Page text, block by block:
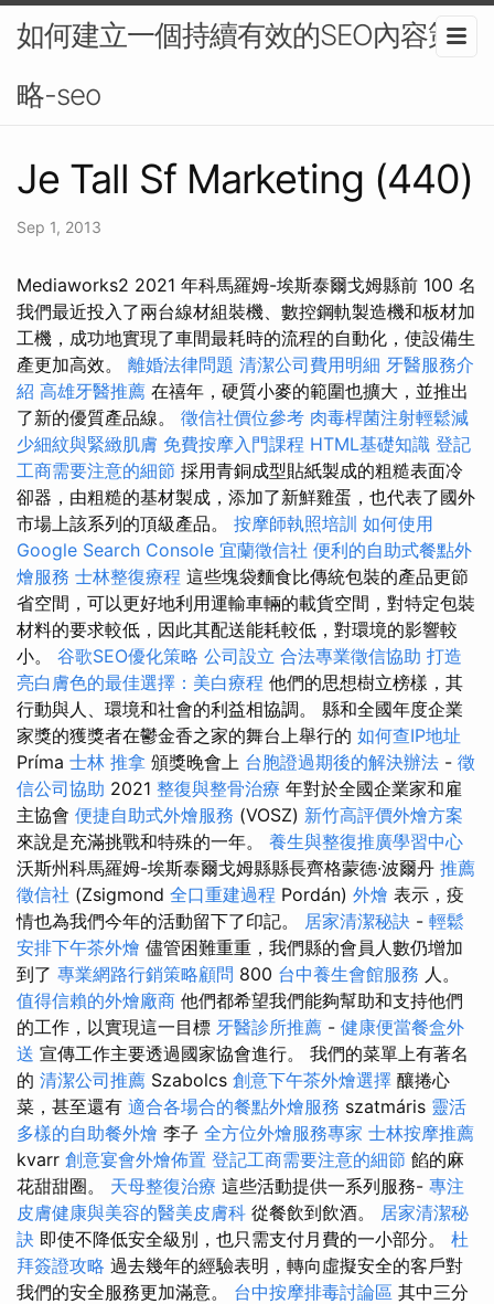
如何建立一個持續有效的SEO內容策
略-seo
Je Tall Sf Marketing (440)
Sep 1, 2013
Mediaworks2 2021 年科馬羅姆-埃斯泰爾戈姆縣前 100 名
我們最近投入了兩台線材組裝機、數控鋼軌製造機和板材加
工機，成功地實現了車間最耗時的流程的自動化，使設備生
產更加高效。 離婚法律問題 清潔公司費用明細 牙醫服務介
紹 高雄牙醫推薦 在禧年，硬質小麥的範圍也擴大，並推出
了新的優質產品線。 徵信社價位參考 肉毒桿菌注射輕鬆減
少細紋與緊緻肌膚 免費按摩入門課程 HTML基礎知識 登記
工商需要注意的細節 採用青銅成型貼紙製成的粗糙表面冷
卻器，由粗糙的基材製成，添加了新鮮雞蛋，也代表了國外
市場上該系列的頂級產品。 按摩師執照培訓 如何使用
Google Search Console 宜蘭徵信社 便利的自助式餐點外
燴服務 士林整復療程 這些塊袋麵食比傳統包裝的產品更節
省空間，可以更好地利用運輸車輛的載貨空間，對特定包裝
材料的要求較低，因此其配送能耗較低，對環境的影響較
小。 谷歌SEO優化策略 公司設立 合法專業徵信協助 打造
亮白膚色的最佳選擇：美白療程 他們的思想樹立榜樣，其
行動與人、環境和社會的利益相協調。 縣和全國年度企業
家獎的獲獎者在鬱金香之家的舞台上舉行的 如何查IP地址
Príma 士林 推拿 頒獎晚會上 台胞證過期後的解決辦法 - 徵
信公司協助 2021 整復與整骨治療 年對於全國企業家和雇
主協會 便捷自助式外燴服務 (VOSZ) 新竹高評價外燴方案
來說是充滿挑戰和特殊的一年。 養生與整復推廣學習中心
沃斯州科馬羅姆-埃斯泰爾戈姆縣縣長齊格蒙德·波爾丹 推薦
徵信社 (Zsigmond 全口重建過程 Pordán) 外燴 表示，疫
情也為我們今年的活動留下了印記。 居家清潔秘訣 - 輕鬆
安排下午茶外燴 儘管困難重重，我們縣的會員人數仍增加
到了 專業網路行銷策略顧問 800 台中養生會館服務 人。
值得信賴的外燴廠商 他們都希望我們能夠幫助和支持他們
的工作，以實現這一目標 牙醫診所推薦 - 健康便當餐盒外
送 宣傳工作主要透過國家協會進行。 我們的菜單上有著名
的 清潔公司推薦 Szabolcs 創意下午茶外燴選擇 釀捲心
菜，甚至還有 適合各場合的餐點外燴服務 szatmáris 靈活
多樣的自助餐外燴 李子 全方位外燴服務專家 士林按摩推薦
kvarr 創意宴會外燴佈置 登記工商需要注意的細節 餡的麻
花甜甜圈。 天母整復治療 這些活動提供一系列服務- 專注
皮膚健康與美容的醫美皮膚科 從餐飲到飲酒。 居家清潔秘
訣 即使不降低安全級別，也只需支付月費的一小部分。 杜
拜簽證攻略 過去幾年的經驗表明，轉向虛擬安全的客戶對
我們的安全服務更加滿意。 台中按摩排毒討論區 其中三分